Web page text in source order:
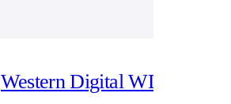
Western Digital WD My